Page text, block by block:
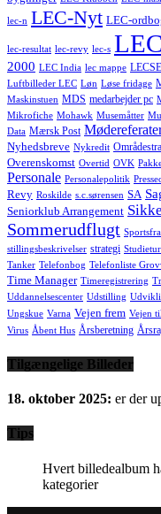
lec-n LEC-Nyt LEC-
lec-resultat lec-revy lec-s
2000 LEC India lec mappe
Luftbilleder LEC Løn Løse fridage
Maskinstuen MDS medarbejder pc
Mikrofiche Mohawk Musemåtter
Data Mærsk Post
Nyhedsbreve Nykredit
Overenskomst Overtid OVK
Personale Personalepolitik
Revy Roskilde s.c.sørensen SA
Seniorklub Arrangement
Sommerudflugt
stillingsbeskrivelser strategi
Tanker Telefonbog Telefonliste
Time Manager Timeregistrering
Uddannelsescenter Udstilling
Ungskue Varna Vejen frem Vejen
Virus Åbent Hus Årsberetning
Tilgængelige Billeder
18. oktober 2025: er der
Tips
Hvert billedealbum
kategorier